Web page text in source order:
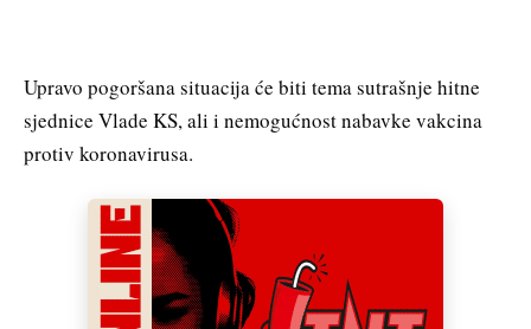
Upravo pogoršana situacija će biti tema sutrašnje hitne
sjednice Vlade KS, ali i nemogućnost nabavke vakcina
protiv koronavirusa.